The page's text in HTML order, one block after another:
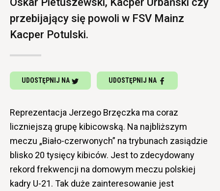
przebijający się powoli w FSV Mainz
Kacper Potulski.
UDOSTĘPNIJ NA UDOSTĘPNIJ NA
Reprezentacja Jerzego Brzęczka ma coraz
liczniejszą grupę kibicowską. Na najbliższym
meczu „Biało-czerwonych” na trybunach zasiądzie
blisko 20 tysięcy kibiców. Jest to zdecydowany
rekord frekwencji na domowym meczu polskiej
kadry U-21. Tak duże zainteresowanie jest